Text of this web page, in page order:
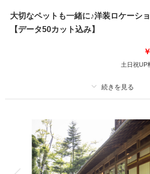
幸せいっぱいのビーチフォトが残せるファミリー
参加人数が増えても追加撮影料金は無料♪
大切なペットも一緒に♪洋装ロケーシ
【データ50カット込み】
￥
土日祝UP
撮影料 新婦衣装1着
着付け ヘアメイク
アルバム データ 50 カット
衣装追加 会食